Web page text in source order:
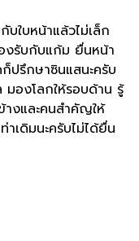
บใบหน้าแล้วไม่เล็ก
งรับกับแก้ม ยื่นหน้า
ปรึกษาซินแสนะครับ
องโลกให้รอบด้าน รู้
งและคนสำคัญให้
เดิมนะครับไม่ได้ยื่น